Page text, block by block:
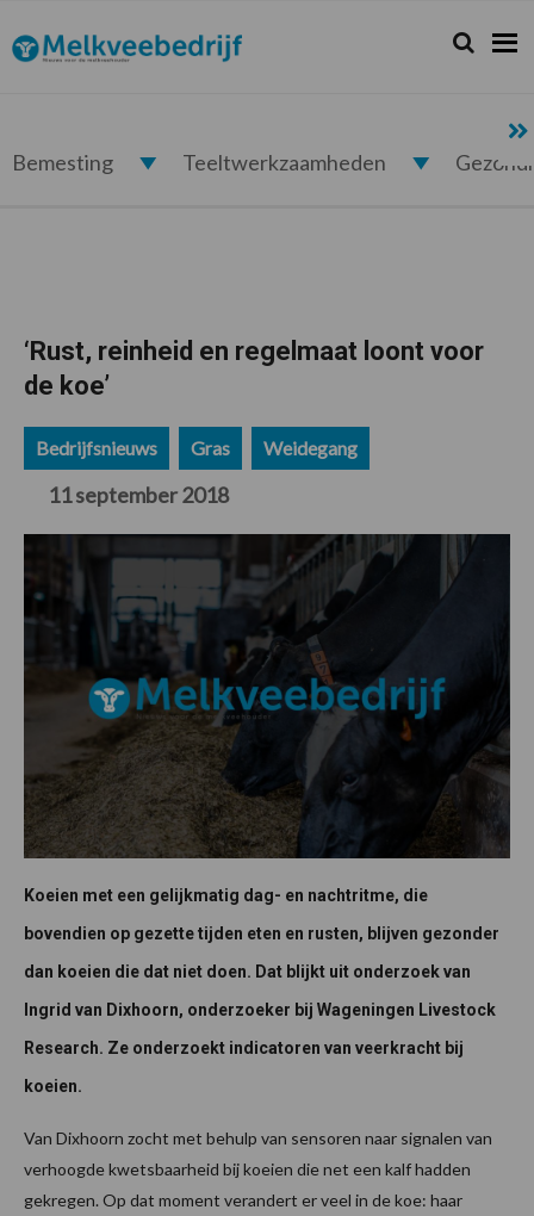
de
hoofdnavigatie
de
hoofd
de
eerste
de
voettekst
Melkveebedrijf.nl Zoeken...
Zoek
Bemesting Teeltwerkzaamheden
‘Rust, reinheid en regelmaat loont voor
de koe’
Bedrijfsnieuws Gras Weidegang
11 september 2018
Koeien met een gelijkmatig dag- en nachtritme, die
bovendien op gezette tijden eten en rusten, blijven gezonder
dan koeien die dat niet doen. Dat blijkt uit onderzoek van
Ingrid van Dixhoorn, onderzoeker bij Wageningen Livestock
Research. Ze onderzoekt indicatoren van veerkracht bij
koeien.
Van Dixhoorn zocht met behulp van sensoren naar signalen van
verhoogde kwetsbaarheid bij koeien die net een kalf hadden
gekregen. Op dat moment verandert er veel in de koe: haar